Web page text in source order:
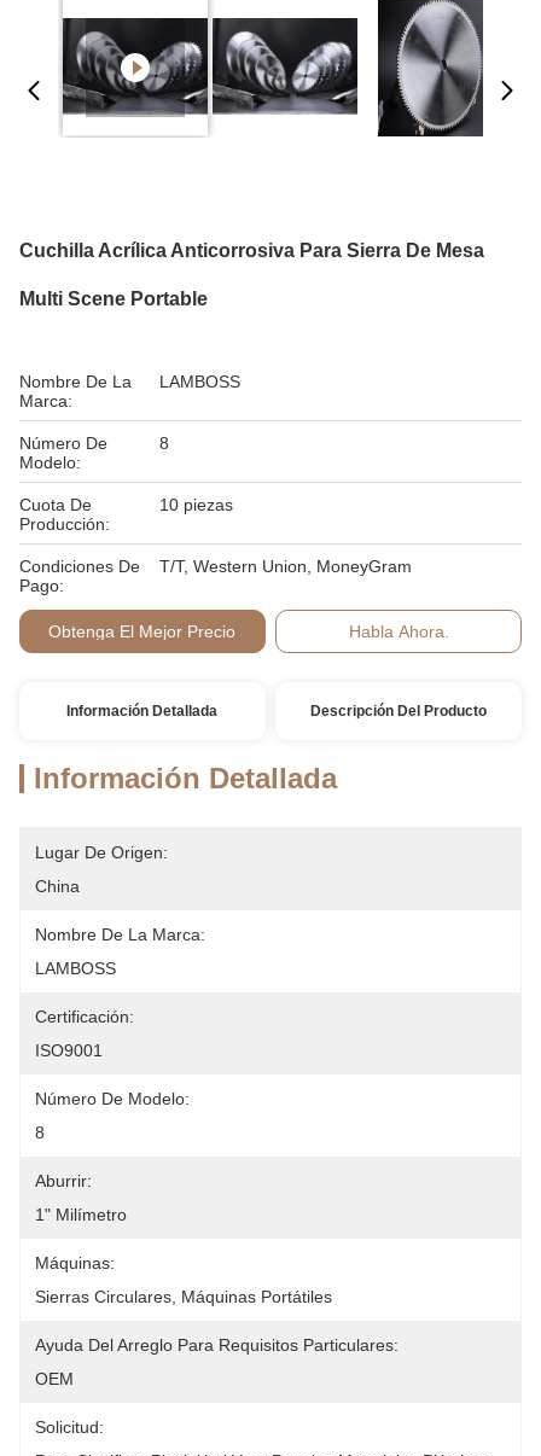
Cuchilla Acrílica Anticorrosiva Para Sierra De Mesa
Multi Scene Portable
Nombre De La
Marca:
LAMBOSS
Número De
Modelo:
8
Cuota De
Producción:
10 piezas
Condiciones De
Pago:
T/T, Western Union, MoneyGram
Obtenga El Mejor Precio Habla Ahora.
Información Detallada Descripción Del Producto
Información Detallada
Lugar De Origen:
China
Nombre De La Marca:
LAMBOSS
Certificación:
ISO9001
Número De Modelo:
8
Aburrir:
1" Milímetro
Máquinas:
Sierras Circulares, Máquinas Portátiles
Ayuda Del Arreglo Para Requisitos Particulares:
OEM
Solicitud: